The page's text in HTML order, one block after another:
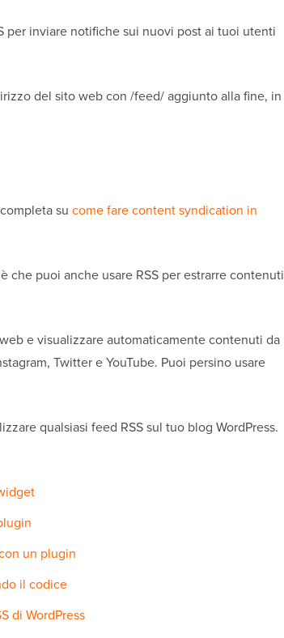
per inviare notifiche sui nuovi post ai tuoi utenti
del sito web con /feed/ aggiunto alla fine, in
su come fare content syndication in
puoi anche usare RSS per estrarre contenuti
e visualizzare automaticamente contenuti da
Twitter e YouTube. Puoi persino usare
qualsiasi feed RSS sul tuo blog WordPress.
un plugin
il codice
di WordPress